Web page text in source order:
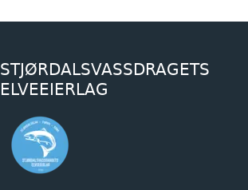
STJØRDALSVASSDRAGETS
ELVEEIERLAG